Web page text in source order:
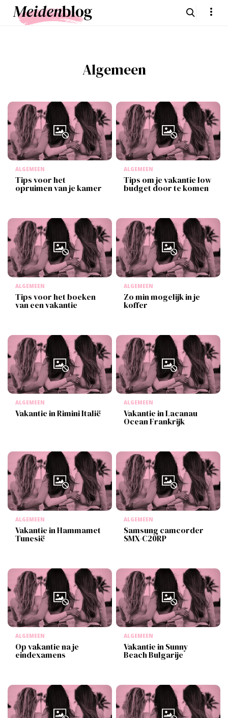
Algemeen
ALGEMEEN
Tips voor het
opruimen van je kamer
ALGEMEEN
Tips om je vakantie low
budget door te komen
ALGEMEEN
Tips voor het boeken
van een vakantie
ALGEMEEN
Zo min mogelijk in je
koffer
ALGEMEEN
Vakantie in Rimini Italië
ALGEMEEN
Vakantie in Lacanau
Ocean Frankrijk
ALGEMEEN
Vakantie in Hammamet
Tunesië
ALGEMEEN
Samsung camcorder
SMX-C20RP
ALGEMEEN
Op vakantie na je
eindexamens
ALGEMEEN
Vakantie in Sunny
Beach Bulgarije